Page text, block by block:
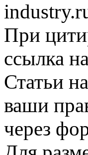
При
ссылка
Статьи
ваши
через